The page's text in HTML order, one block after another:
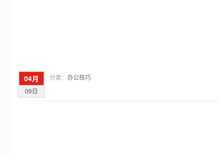
04月
09日
分类： 办公技巧